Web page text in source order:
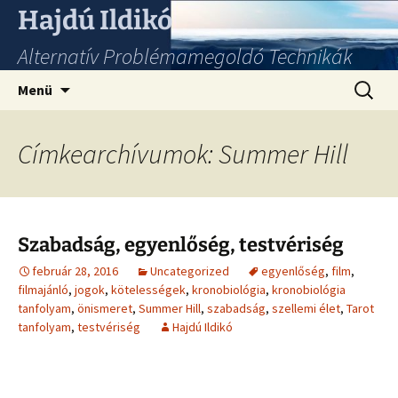
Hajdú Ildikó
Alternatív Problémamegoldó Technikák
Menü
Címkearchívumok: Summer Hill
Szabadság, egyenlőség, testvériség
február 28, 2016 Uncategorized egyenlőség, film,
filmajánló, jogok, kötelességek, kronobiológia, kronobiológia
tanfolyam, önismeret, Summer Hill, szabadság, szellemi élet, Tarot
tanfolyam, testvériség Hajdú Ildikó